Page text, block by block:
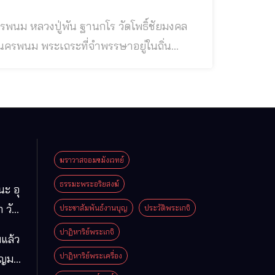
ยมงคล
ะ อุ
วัด
คาม
ล้ว
มา
ฆราวาสจอมขมังเวทย์
ธรรมะพระอริยสงฆ์
ประชาสัมพันธ์งานบุญ ประวัติพระเกจิ
ปาฏิหาริย์พระเกจิ
ปาฏิหาริย์พระเครื่อง